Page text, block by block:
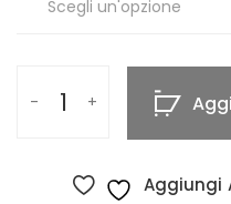
Aggiungi